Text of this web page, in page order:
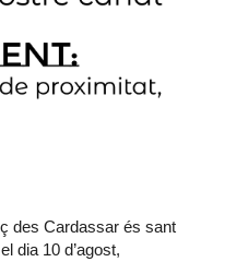
des Cardassar és sant
dia 10 d’agost,